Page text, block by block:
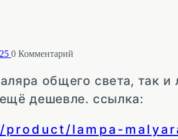
0 Комментарий
общего света, так
дешевле. ссылка:
lampa-